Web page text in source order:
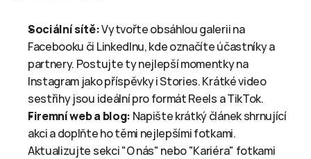
Sociální sítě: Vytvořte obsáhlou galerii na
Facebooku či LinkedInu, kde označíte účastníky a
partnery. Postujte ty nejlepší momentky na
Instagram jako příspěvky i Stories. Krátké video
sestřihy jsou ideální pro formát Reels a TikTok.
Firemní web a blog: Napište krátký článek shrnující
akci a doplňte ho těmi nejlepšími fotkami.
Aktualizujte sekci "O nás" nebo "Kariéra" fotkami